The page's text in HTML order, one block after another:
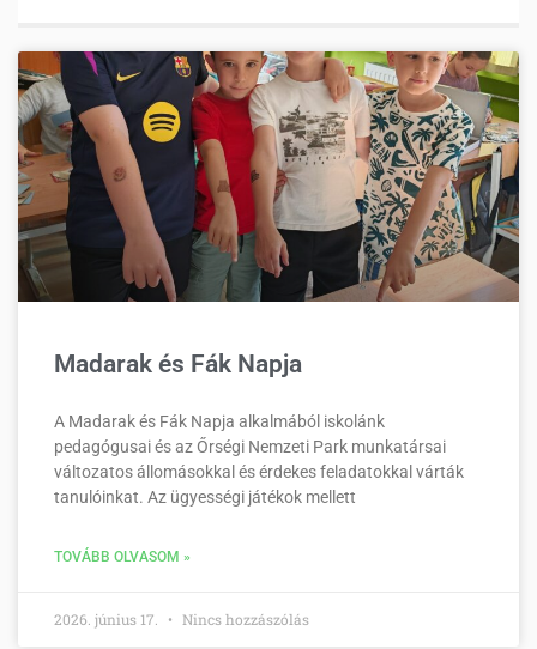
Madarak és Fák Napja
A Madarak és Fák Napja alkalmából iskolánk
pedagógusai és az Őrségi Nemzeti Park munkatársai
változatos állomásokkal és érdekes feladatokkal várták
tanulóinkat. Az ügyességi játékok mellett
TOVÁBB OLVASOM »
2026. június 17. Nincs hozzászólás